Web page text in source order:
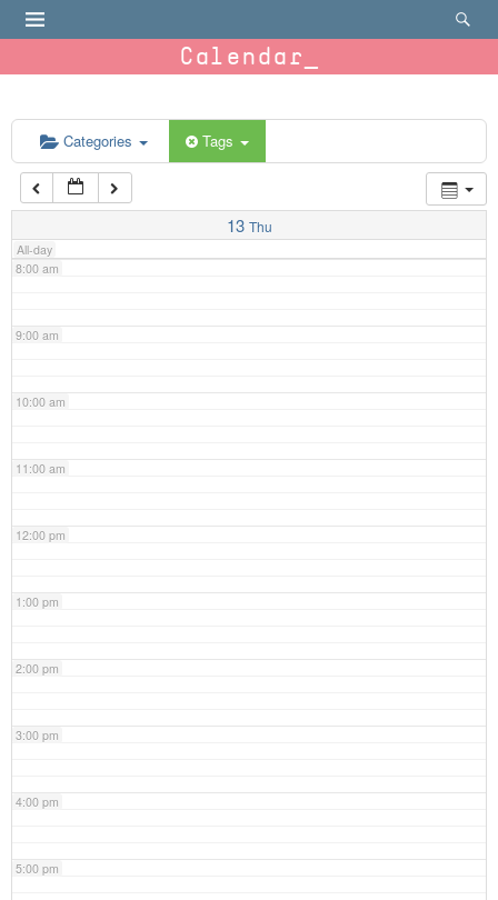
Calendar
Categories Tags
13 Thu
All-day
6:00 am
7:00 am
8:00 am
9:00 am
10:00 am
11:00 am
12:00 pm
1:00 pm
2:00 pm
3:00 pm
4:00 pm
5:00 pm